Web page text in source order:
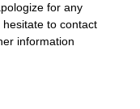
for any
to contact
information